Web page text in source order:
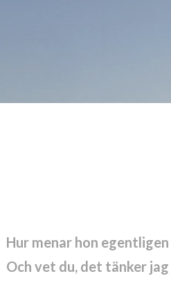
Hur menar hon
Och vet du, det tänker